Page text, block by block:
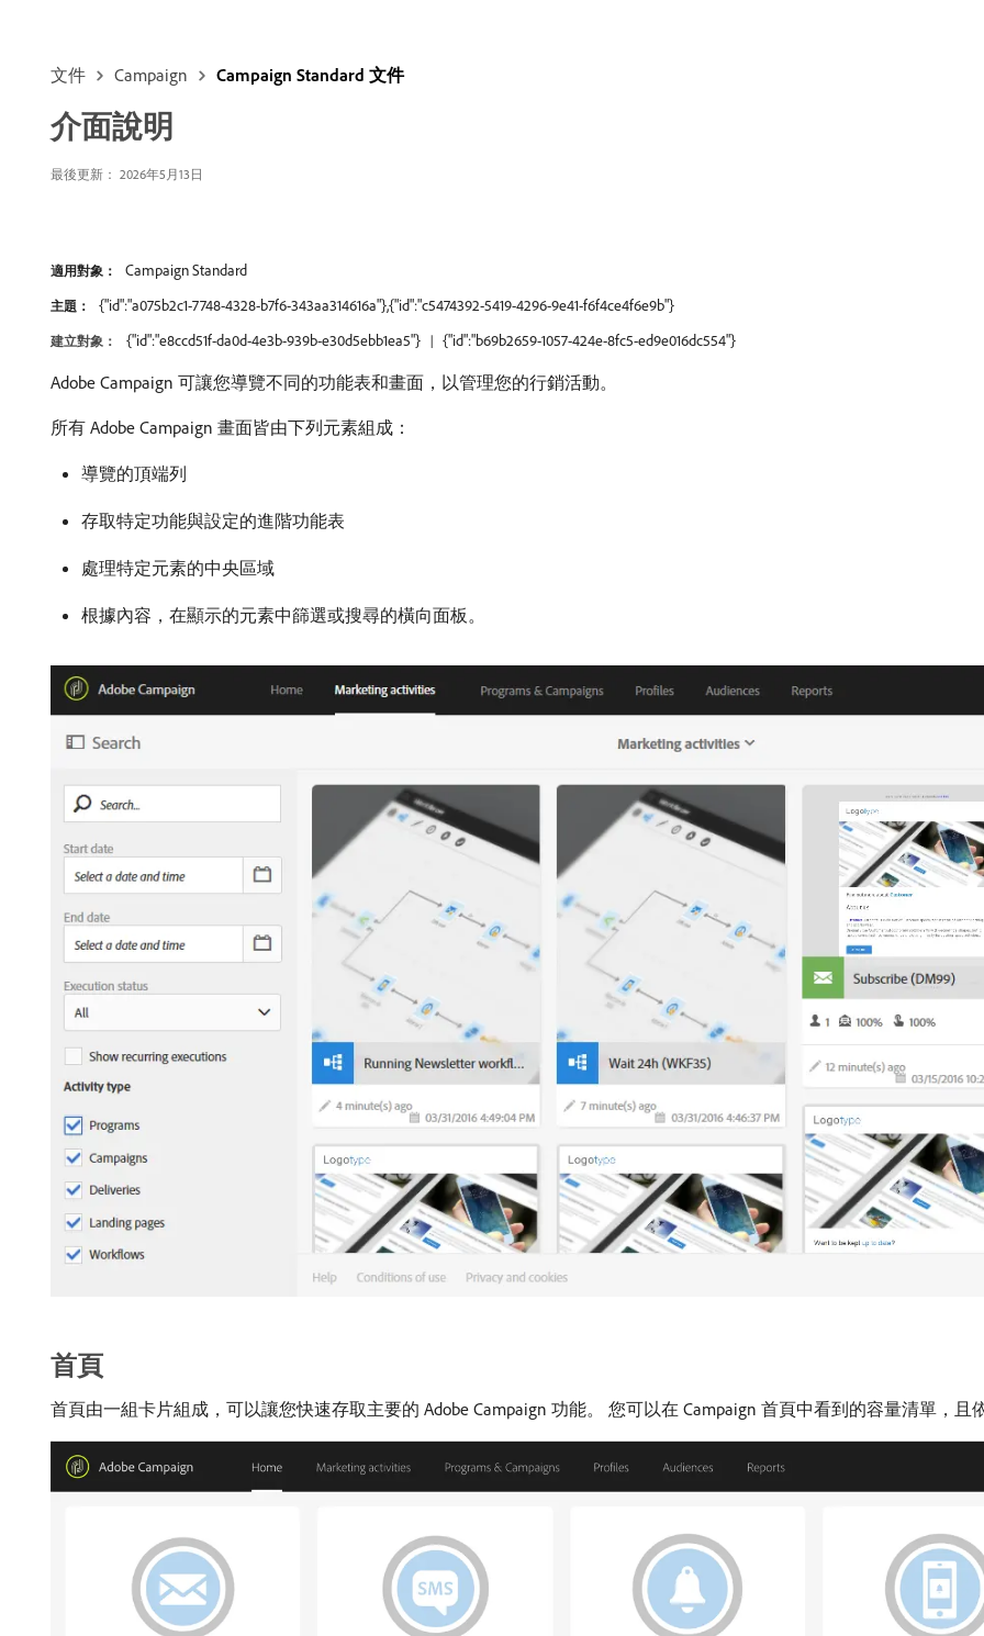
文件 Campaign Campaign Standard 文件
介面說明
最後更新： 2026年5月13日
適用對象： Campaign Standard
主題： {"id":"a075b2c1-7748-4328-b7f6-343aa314616a"},{"id":"c5474392-5419-4296-9e41-f6f4ce4f6e9b"}
建立對象： {"id":"e8ccd51f-da0d-4e3b-939b-e30d5ebb1ea5"} {"id":"b69b2659-1057-424e-8fc5-ed9e016dc554"}
Adobe Campaign 可讓您導覽不同的功能表和畫面，以管理您的行銷活動。
所有 Adobe Campaign 畫面皆由下列元素組成：
導覽的頂端列
存取特定功能與設定的進階功能表
處理特定元素的中央區域
根據內容，在顯示的元素中篩選或搜尋的橫向面板。
首頁
首頁由一組卡片組成，可以讓您快速存取主要的 Adobe Campaign 功能。 您可以在 Campaign 首頁中看到的容量清單，